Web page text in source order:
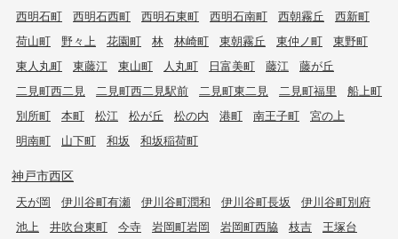
西明石町
西明石西町 西明石東町 西明石南町 西朝霧丘
西新町
荷山町
野々上 花園町 林 林崎町 東朝霧丘 東仲ノ町
東野町
東人丸町
東藤江 東山町 人丸町 日富美町 藤江
藤が丘
二見町西二見
二見町西二見駅前 二見町東二見 二見町福里
船上町
別所町
本町 松江 松が丘 松の内 港町 南王子町
宮の上
明南町
山下町 和坂 和坂稲荷町
神戸市西区
天が岡 伊川谷町有瀬 伊川谷町潤和 伊川谷町長坂
伊川谷町別府
池上
井吹台東町 今寺 岩岡町岩岡 岩岡町西脇 枝吉
王塚台